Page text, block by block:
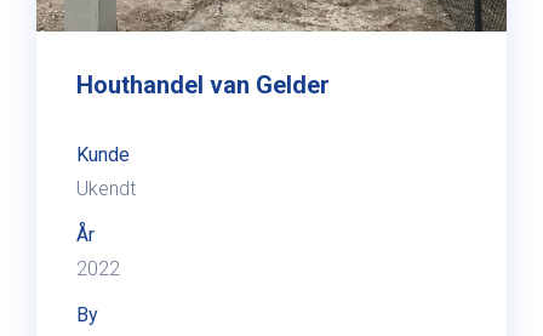
Houthandel van Gelder
Kunde
Ukendt
År
2022
By